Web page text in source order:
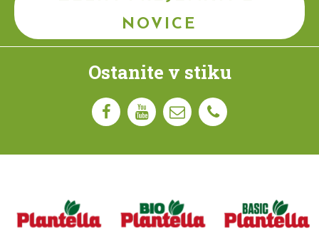
NOVICE
Ostanite v stiku